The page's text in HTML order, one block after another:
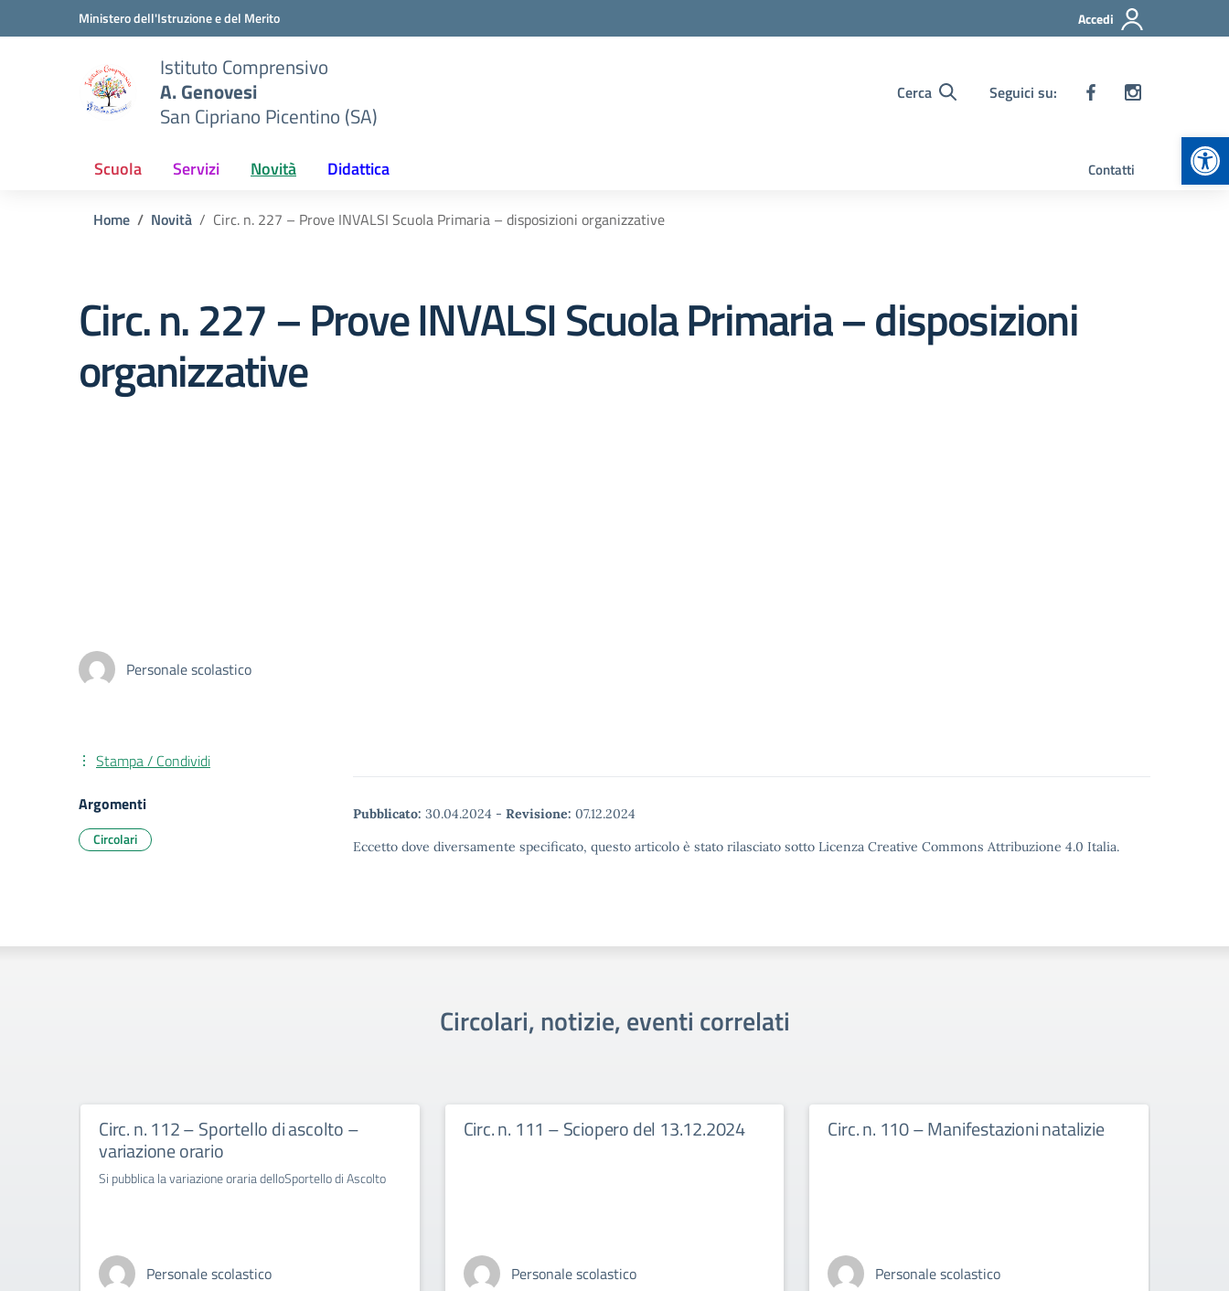
Vai ai contenuti
Vai al menu di navigazioneMinistero dell'Istruzione e del Merito Accedi
Istituto Comprensivo
A. Genovesi
San Cipriano Picentino (SA)
Cerca Seguici su:
Scuola Servizi Novità Didattica Contatti
Home Novità Circ. n. 227 – Prove INVALSI Scuola Primaria – disposizioni organizzative
Circ. n. 227 – Prove INVALSI Scuola Primaria – disposizioni
organizzative
Personale scolastico
Pubblicato: 30.04.2024 - Revisione: 07.12.2024
Eccetto dove diversamente specificato, questo articolo è stato rilasciato sotto Licenza Creative Commons Attribuzione 4.0 Italia.
Stampa / Condividi
Argomenti
Circolari
Circolari, notizie, eventi correlati
Circ. n. 112 – Sportello di ascolto –
variazione orario
Si pubblica la variazione oraria delloSportello di Ascolto
Personale scolastico
Circ. n. 111 – Sciopero del 13.12.2024
Personale scolastico
Circ. n. 110 – Manifestazioni natalizie
Personale scolastico